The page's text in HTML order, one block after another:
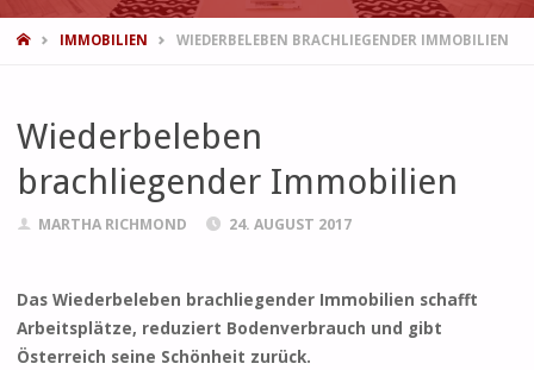
STARTIMMOBILIEN WIEDERBELEBEN BRACHLIEGENDER IMMOBILIEN
Wiederbeleben
brachliegender Immobilien
MARTHA RICHMOND 24. AUGUST 2017
Das Wiederbeleben brachliegender Immobilien schafft
Arbeitsplätze, reduziert Bodenverbrauch und gibt
Österreich seine Schönheit zurück.